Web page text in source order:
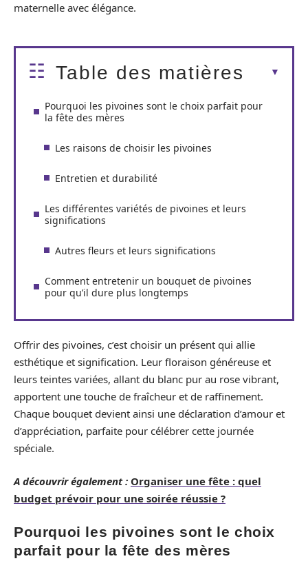
maternelle avec élégance.
Table des matières
Pourquoi les pivoines sont le choix parfait pour
la fête des mères
Les raisons de choisir les pivoines
Entretien et durabilité
Les différentes variétés de pivoines et leurs
significations
Autres fleurs et leurs significations
Comment entretenir un bouquet de pivoines
pour qu’il dure plus longtemps
Offrir des pivoines, c’est choisir un présent qui allie
esthétique et signification. Leur floraison généreuse et
leurs teintes variées, allant du blanc pur au rose vibrant,
apportent une touche de fraîcheur et de raffinement.
Chaque bouquet devient ainsi une déclaration d’amour et
d’appréciation, parfaite pour célébrer cette journée
spéciale.
A découvrir également : Organiser une fête : quel
budget prévoir pour une soirée réussie ?
Pourquoi les pivoines sont le choix
parfait pour la fête des mères